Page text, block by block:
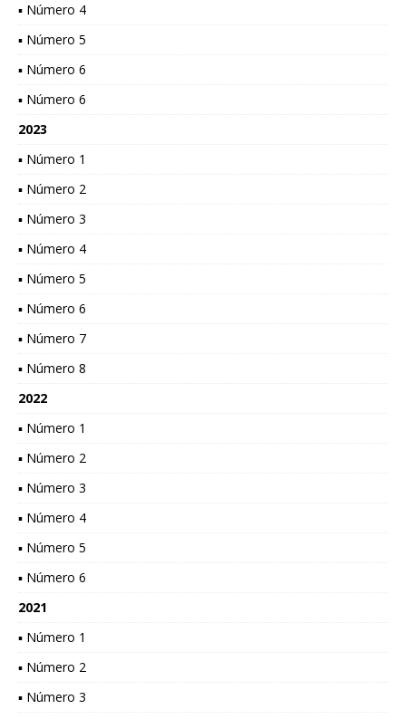
▪ Número 4
▪ Número 5
▪ Número 6
▪ Número 6
2023
▪ Número 1
▪ Número 2
▪ Número 3
▪ Número 4
▪ Número 5
▪ Número 6
▪ Número 7
▪ Número 8
2022
▪ Número 1
▪ Número 2
▪ Número 3
▪ Número 4
▪ Número 5
▪ Número 6
2021
▪ Número 1
▪ Número 2
▪ Número 3